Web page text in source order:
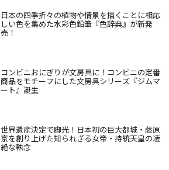
日本の四季折々の植物や情景を描くことに相応
しい色を集めた水彩色鉛筆『色辞典』が新発
売！
コンビニおにぎりが文房具に！コンビニの定番
商品をモチーフにした文房具シリーズ『ジムマ
ート』誕生
世界遺産決定で脚光！日本初の巨大都城・藤原
京を創り上げた知られざる女帝・持統天皇の凄
絶な執念